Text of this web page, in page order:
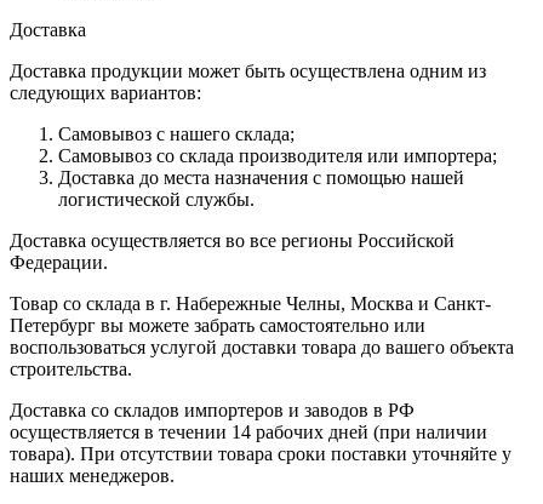
Доставка
Доставка продукции может быть осуществлена одним из
следующих вариантов:
Самовывоз с нашего склада;
Самовывоз со склада производителя или импортера;
Доставка до места назначения с помощью нашей
логистической службы.
Доставка осуществляется во все регионы Российской
Федерации.
Товар со склада в г. Набережные Челны, Москва и Санкт-
Петербург вы можете забрать самостоятельно или
воспользоваться услугой доставки товара до вашего объекта
строительства.
Доставка со складов импортеров и заводов в РФ
осуществляется в течении 14 рабочих дней (при наличии
товара). При отсутствии товара сроки поставки уточняйте у
наших менеджеров.